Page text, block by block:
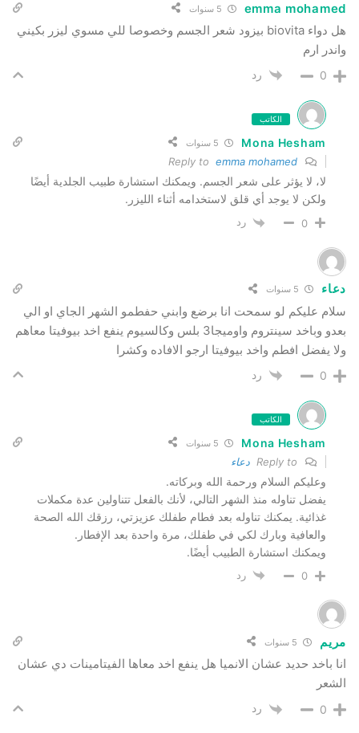
emma mohamed
هل دواء biovita بيزود شعر الجسم وخصوصا للي مسوي ليزر بكيني
واندر ارم
0 رد
الكاتب
Mona Hesham
emma mohamed
لا، لا يؤثر على شعر الجسم. ويمكنك استشارة طبيب الجلدية أيضًا
ولكن لا يوجد أي قلق لاستخدامه أثناء الليزر.
0 رد
دعاء
سلام عليكم لو سمحت انا برضع وابني حفطمو الشهر الجاي او الي
بعدو وباخد سينتروم واوميجا3 بلس وكالسيوم ينفع اخد بيوفيتا معاهم
ولا يفضل افطم واخد بيوفيتا ارجو الافاده وكشرا
0 رد
الكاتب
Mona Hesham
دعاء
وعليكم السلام ورحمة الله وبركاته.
يفضل تناوله منذ الشهر التالي، لأنك بالفعل تتناولين عدة مكملات
غذائية. يمكنك تناوله بعد فطام طفلك عزيزتي، رزقك الله الصحة
والعافية وبارك لكي في طفلك، مرة واحدة بعد الإفطار.
ويمكنك استشارة الطبيب أيضًا.
0 رد
مريم
انا باخد حديد عشان الانميا هل ينفع اخد معاها الفيتامينات دي عشان
الشعر
0 رد